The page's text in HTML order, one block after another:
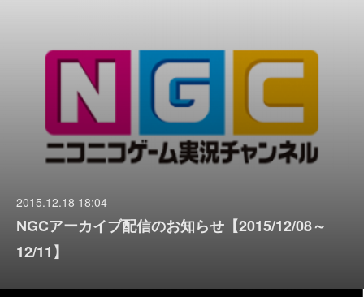
2015.12.18 18:04
NGCアーカイブ配信のお知らせ【2015/12/08～
12/11】